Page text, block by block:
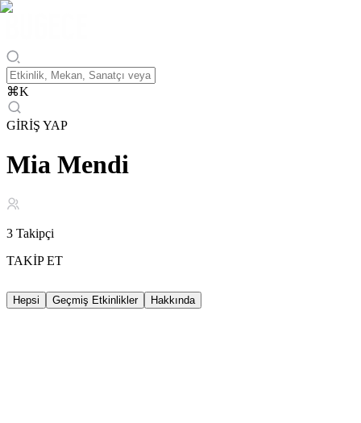
⌘K
GİRİŞ YAP
Mia Mendi
3 Takipçi
TAKİP ET
Hepsi Geçmiş Etkinlikler Hakkında